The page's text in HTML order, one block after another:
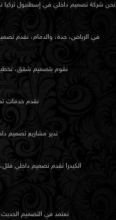
نحن شركة تصميم داخلي في إسطنبول تركيا
في الرياض، جدة، والدمام، نقدم
نقوم بتصميم شقق، تخطيط
نقدم خدمات
ندير مشاريع تصميم
الكيدرا تقدم تصميم داخلي
نعتمد في التصميم الحديث